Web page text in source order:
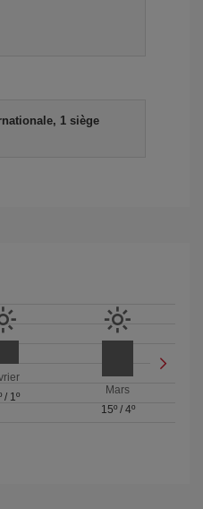
1 siège
/ 1º
Mars
15º/ 4º